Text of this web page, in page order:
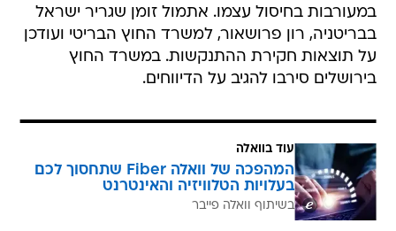
במעורבות בחיסול עצמו. אתמול זומן שגריר ישראל
בבריטניה, רון פרושאור, למשרד החוץ הבריטי ועודכן
על תוצאות חקירת ההתנקשות. במשרד החוץ
בירושלים סירבו להגיב על הדיווחים.
עוד בוואלה
המהפכה של וואלה Fiber שתחסוך לכם
בעלויות הטלוויזיה והאינטרנט
בשיתוף וואלה פייבר